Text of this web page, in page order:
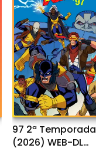
97 2ª Temporada
(2026) WEB-DL